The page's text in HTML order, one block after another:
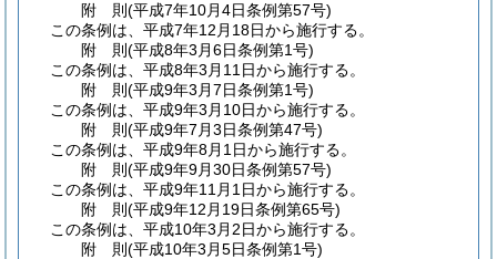
附 則(平成7年10月4日条例第57号)
この条例は、平成7年12月18日から施行する。
附 則(平成8年3月6日条例第1号)
この条例は、平成8年3月11日から施行する。
附 則(平成9年3月7日条例第1号)
この条例は、平成9年3月10日から施行する。
附 則(平成9年7月3日条例第47号)
この条例は、平成9年8月1日から施行する。
附 則(平成9年9月30日条例第57号)
この条例は、平成9年11月1日から施行する。
附 則(平成9年12月19日条例第65号)
この条例は、平成10年3月2日から施行する。
附 則(平成10年3月5日条例第1号)